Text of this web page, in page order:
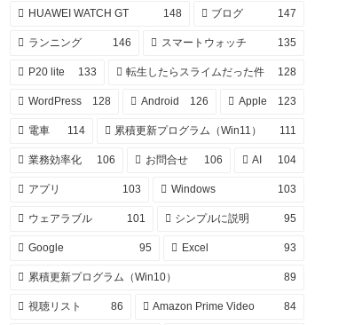
HUAWEI WATCH GT 148 ブログ 147
ランニング 146 スマートウォッチ 135
P20 lite 133 転生したらスライムだった件 128
WordPress 128 Android 126 Apple 123
電車 114 累積更新プログラム（Win11） 111
業務効率化 106 お問合せ 106 AI 104
アプリ 103 Windows 103
ウェアラブル 101 シンプルに説明 95
Google 95 Excel 93
累積更新プログラム（Win10） 89
視聴リスト 86 Amazon Prime Video 84